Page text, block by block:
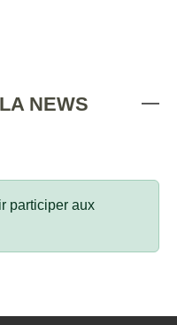
NEWS
participer aux